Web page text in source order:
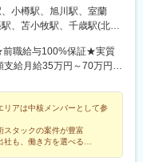
古屋エリアの各プロジェ
クトは希望や適性を考慮
中！＜リモートワーク率
11.6%、フル出社
京・大阪・名古屋エリア
手クライアント先に常駐
スも！クライアントと直
携わるため、上流工程や
が近道です。【本社】東
小樽駅、旭川駅、室蘭
、苫小牧駅、千歳駅(北海
石巻駅、杜せきのした
駅、いわき駅、郡山駅(福
大久保駅(秋田県)、鷹ノ巣
天童駅、さくらんぼ東根
駅、日立駅、勝田駅、土
、牛久駅、龍ケ崎市駅、
栃木駅、足利駅、佐野
職給与100%保証★実質
給月給35万円～70万円＋
上記金額には、みなし残業
）を含みます。超過分は
均10時間、多い時でも20
型の給与体系ではないた
は満額支給しています。
リアは中核メンバーとして参
スタックの案件が豊富
社も、働き方を選べる